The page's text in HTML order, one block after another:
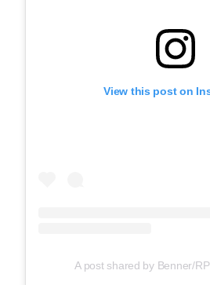
View this post on
A post shared by Benner/